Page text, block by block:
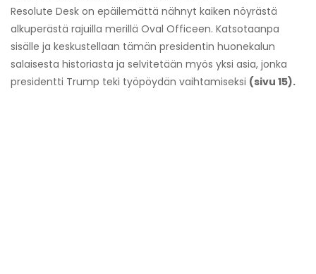
Resolute Desk on epäilemättä nähnyt kaiken nöyrästä
alkuperästä rajuilla merillä Oval Officeen. Katsotaanpa
sisälle ja keskustellaan tämän presidentin huonekalun
salaisesta historiasta ja selvitetään myös yksi asia, jonka
presidentti Trump teki työpöydän vaihtamiseksi (sivu 15).